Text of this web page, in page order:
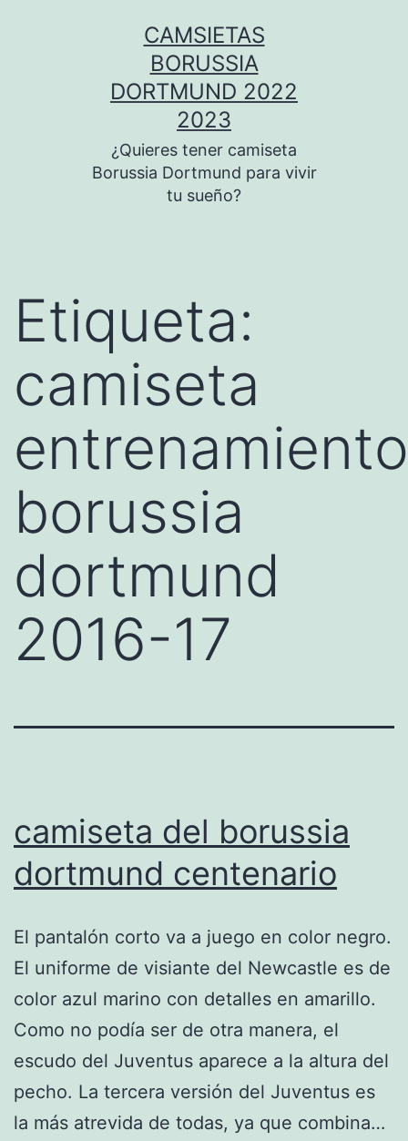
CAMSIETAS
BORUSSIA
DORTMUND 2022
2023
¿Quieres tener camiseta
Borussia Dortmund para vivir
tu sueño?
Etiqueta:
camiseta
entrenamiento
borussia
dortmund
2016-17
camiseta del borussia
dortmund centenario
El pantalón corto va a juego en color negro.
El uniforme de visiante del Newcastle es de
color azul marino con detalles en amarillo.
Como no podía ser de otra manera, el
escudo del Juventus aparece a la altura del
pecho. La tercera versión del Juventus es
la más atrevida de todas, ya que combina…